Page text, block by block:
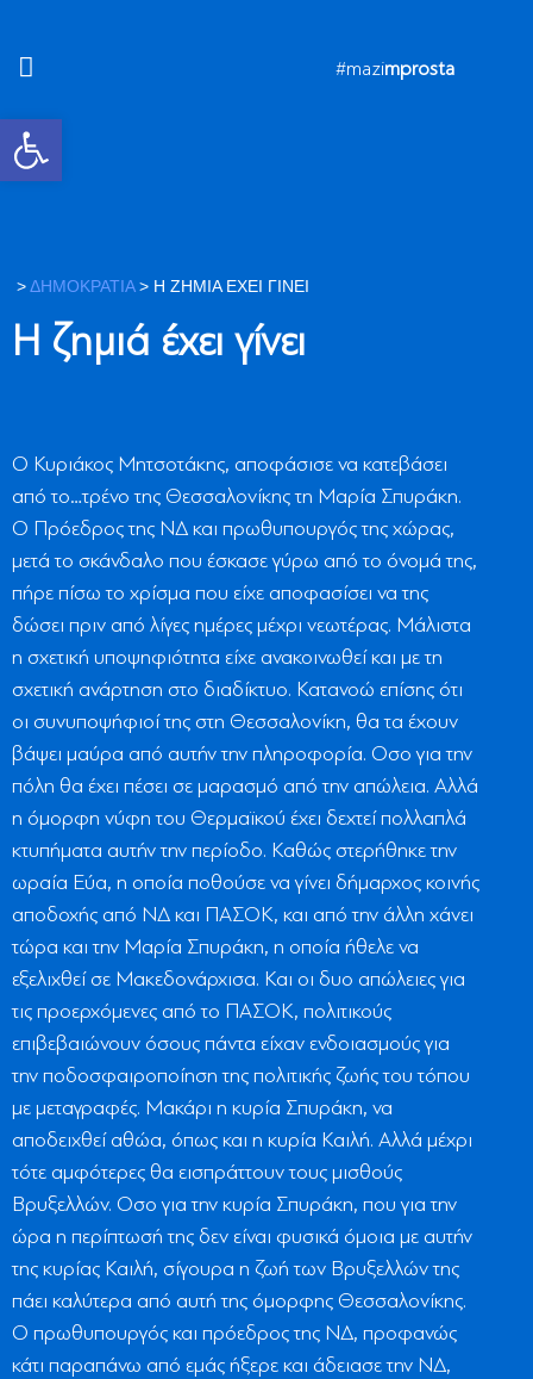
Ανοίξτε τη γραμμή εργαλείων
#mazimprosta
>ΔΗΜΟΚΡΑΤΙΑ> Η ΖΗΜΙΆ ΈΧΕΙ ΓΊΝΕΙ
Η ζημιά έχει γίνει
Ο Κυριάκος Μητσοτάκης, αποφάσισε να κατεβάσει
από το…τρένο της Θεσσαλονίκης τη Μαρία Σπυράκη.
Ο Πρόεδρος της ΝΔ και πρωθυπουργός της χώρας,
μετά το σκάνδαλο που έσκασε γύρω από το όνομά της,
πήρε πίσω το χρίσμα που είχε αποφασίσει να της
δώσει πριν από λίγες ημέρες μέχρι νεωτέρας. Μάλιστα
η σχετική υποψηφιότητα είχε ανακοινωθεί και με τη
σχετική ανάρτηση στο διαδίκτυο. Κατανοώ επίσης ότι
οι συνυποψήφιοί της στη Θεσσαλονίκη, θα τα έχουν
βάψει μαύρα από αυτήν την πληροφορία. Οσο για την
πόλη θα έχει πέσει σε μαρασμό από την απώλεια. Αλλά
η όμορφη νύφη του Θερμαϊκού έχει δεχτεί πολλαπλά
κτυπήματα αυτήν την περίοδο. Καθώς στερήθηκε την
ωραία Εύα, η οποία ποθούσε να γίνει δήμαρχος κοινής
αποδοχής από ΝΔ και ΠΑΣΟΚ, και από την άλλη χάνει
τώρα και την Μαρία Σπυράκη, η οποία ήθελε να
εξελιχθεί σε Μακεδονάρχισα. Και οι δυο απώλειες για
τις προερχόμενες από το ΠΑΣΟΚ, πολιτικούς
επιβεβαιώνουν όσους πάντα είχαν ενδοιασμούς για
την ποδοσφαιροποίηση της πολιτικής ζωής του τόπου
με μεταγραφές. Μακάρι η κυρία Σπυράκη, να
αποδειχθεί αθώα, όπως και η κυρία Καιλή. Αλλά μέχρι
τότε αμφότερες θα εισπράττουν τους μισθούς
Βρυξελλών. Οσο για την κυρία Σπυράκη, που για την
ώρα η περίπτωσή της δεν είναι φυσικά όμοια με αυτήν
της κυρίας Καιλή, σίγουρα η ζωή των Βρυξελλών της
πάει καλύτερα από αυτή της όμορφης Θεσσαλονίκης.
Ο πρωθυπουργός και πρόεδρος της ΝΔ, προφανώς
κάτι παραπάνω από εμάς ήξερε και άδειασε την ΝΔ,